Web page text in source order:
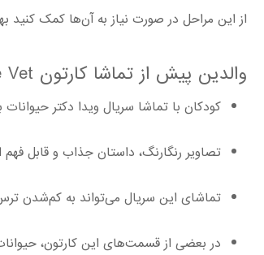
از این مراحل در صورت نیاز به آن‌ها کمک کنید
والدین پیش از تماشا کارتون Vida the Vet با دوبله فارسی باید این موارد را بدانند:
کودکان با تماشا سریال ویدا دکتر
تصاویر رنگارنگ، داستان جذاب و قابل فهم این کارتون برای
تماشای این سریال می‌تواند به کم‌شدن
در بعضی از قسمت‌های این کارتون،